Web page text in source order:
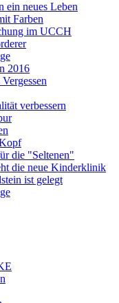
ein neues Leben
Farben
im UCCH
2016
verbessern
die "Seltenen"
die neue Kinderklinik
ist gelegt